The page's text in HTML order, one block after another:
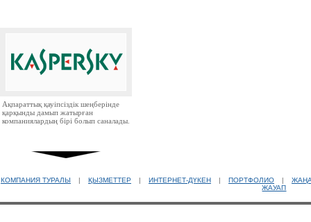
Ақпараттық қауіпсіздік шеңберінде
қарқынды дамып жатырған
компаниялардың бірі болып саналады.
КОМПАНИЯ ТУРАЛЫ | ҚЫЗМЕТТЕР | ИНТЕРНЕТ-ДҮКЕН | ПОРТФОЛИО |
ЖАУАП